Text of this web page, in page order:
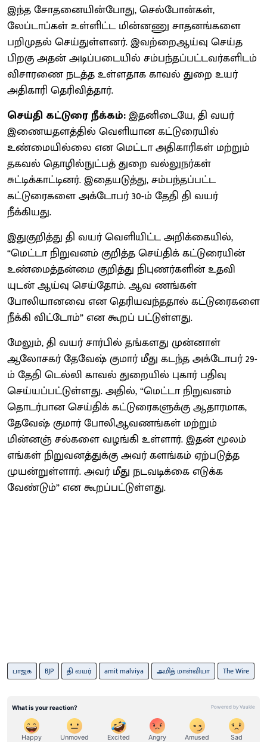
இந்த சோதனையின்போது, செல்போன்கள்,
லேப்டாப்கள் உள்ளிட்ட மின்னணு சாதனங்களை
பறிமுதல் செய்துள்ளனர். இவற்றைஆய்வு செய்த
பிறகு அதன் அடிப்படையில் சம்பந்தப்பட்டவர்களிடம்
விசாரணை நடத்த உள்ளதாக காவல் துறை உயர்
அதிகாரி தெரிவித்தார்.
செய்தி கட்டுரை நீக்கம்:இதனிடையே, தி வயர்
இணையதளத்தில் வெளியான கட்டுரையில்
உண்மையில்லை என மெட்டா அதிகாரிகள் மற்றும்
தகவல் தொழில்நுட்பத் துறை வல்லுநர்கள்
சுட்டிக்காட்டினர். இதையடுத்து, சம்பந்தப்பட்ட
கட்டுரைகளை அக்டோபர் 30-ம் தேதி தி வயர்
நீக்கியது.
இதுகுறித்து தி வயர் வெளியிட்ட அறிக்கையில்,
“மெட்டா நிறுவனம் குறித்த செய்திக் கட்டுரையின்
உண்மைத்தன்மை குறித்து நிபுணர்களின் உதவி
யுடன் ஆய்வு செய்தோம். ஆவ ணங்கள்
போலியானவை என தெரியவந்ததால் கட்டுரைகளை
நீக்கி விட்டோம்” என கூறப் பட்டுள்ளது.
மேலும், தி வயர் சார்பில் தங்களது முன்னாள்
ஆலோசகர் தேவேஷ் குமார் மீது கடந்த அக்டோபர் 29-
ம் தேதி டெல்லி காவல் துறையில் புகார் பதிவு
செய்யப்பட்டுள்ளது. அதில், “மெட்டா நிறுவனம்
தொடர்பான செய்திக் கட்டுரைகளுக்கு ஆதாரமாக,
தேவேஷ் குமார் போலிஆவணங்கள் மற்றும்
மின்னஞ் சல்களை வழங்கி உள்ளார். இதன் மூலம்
எங்கள் நிறுவனத்துக்கு அவர் களங்கம் ஏற்படுத்த
முயன்றுள்ளார். அவர் மீது நடவடிக்கை எடுக்க
வேண்டும்” என கூறப்பட்டுள்ளது.
பாஜக BJP தி வயர் amit malviya அமித் மாள்வியா The Wire